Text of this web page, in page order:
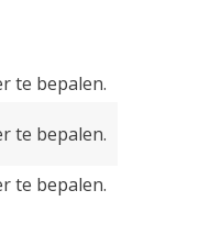
te bepalen.
te bepalen.
te bepalen.